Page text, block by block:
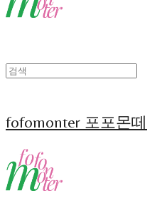
fofomonter 포포몬떼